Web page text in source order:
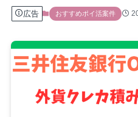
広告 おすすめポイ活案件